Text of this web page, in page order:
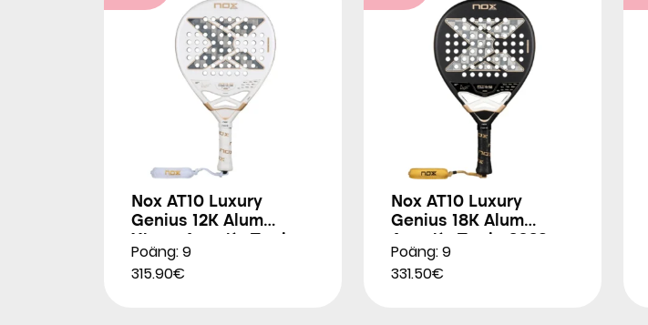
Nox AT10 Luxury
Genius 12K Alum
2026
Poäng: 9
315.90€
Nox AT10 Luxury
Genius 18K Alum
Poäng: 9
331.50€